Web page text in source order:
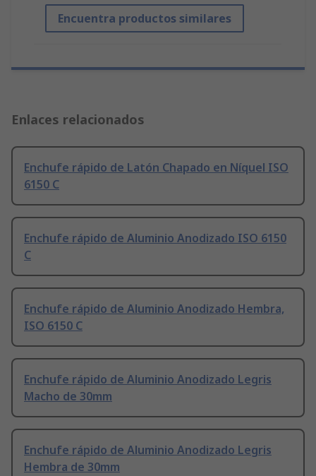
Encuentra productos similares
Enlaces relacionados
Enchufe rápido de Latón Chapado en Níquel ISO
6150 C
Enchufe rápido de Aluminio Anodizado ISO 6150
C
Enchufe rápido de Aluminio Anodizado Hembra,
ISO 6150 C
Enchufe rápido de Aluminio Anodizado Legris
Macho de 30mm
Enchufe rápido de Aluminio Anodizado Legris
Hembra de 30mm